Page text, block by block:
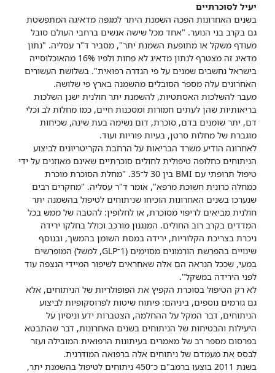
יעיל לסוכרתיים
בשנים האחרונות הפכה השמנת היתר למגפה מדאיגה המתפשטת
גם בקרב בני הנוער. "אחד מכל שישה אנשים ברחבי העולם סובל
מעודף משקל או מתופעת השמנת יתר", מסביר ד"ר עסליה. "נתון
מדאיג זה מצטרף לנתון מדאיג לא פחות ולפיו 16% מהאוכלוסייה
בישראל נחשבים שמנים על פי הגדרה רפואית". בשלושת העשורים
האחרונים עלה מספר הסובלים מהשמנה בארץ פי שלושה.
מעבר להשלכות האסתטיות, להשמנת יתר חולנית ישנן השלכות
בריאותיות שהן לעתים חמורות ומסכנות חיים, כמו מחלות לב וכלי
דם, יתר שומנים בדם, סוכרת, דום נשימה בעת שינה, שכיחות
מוגברת של מחלות סרטן, בעיות פוריות ועוד.
לאחרונה הודיע משרד הבריאות על הרחבת הקריטריונים לביצוע
הניתוחים כחלופה טיפולית לחולים סוכרתיים שאינם מאוזנים על ידי
טיפול תרופתי עם BMI בין 30 ל־35. "מחלת הסוכרת מוכרת
כמחלה כרונית חשוכת מרפא", אומר ד"ר עסליה. "מחקרים רבים
שנערכו בשנים האחרונות הוכיחו שניתוחים לטיפול בהשמנה יתר
חולנית מביאים לריפוי מסוכרת, או לחלופין: להטבה של ממש בכל
המדדים בקרב רוב החולים. המנגנון מורכב וכולל בחלקו ירידה
ניכרת בצריכת הקלוריות, ירידה במסת השומן בהמשך, ובנוסף
שינויים בהפרשת הורמונים מסוימים (1־GLP, למשל) המופרשים
במעי, שככל הנראה הם אלה שאחראים לשיפור המיידי הנצפה עוד
לפני הירידה במשקל".
לא רק הטיפול בסוכרת הקפיץ את הפופולריות של הניתוחים, אלא
גם גורמים נוספים, ביניהם: פיתוח שיטות לפרוסקופיות לביצוע
הניתוחים, דבר המקל על ההחלמה, הצטברות ידע וניסיון על
היעילות והבטיחות של הניתוחים בשנים האחרונות, דבר שהתבטא
בפרסום מספר רב של מאמרים בעיתונות הרפואית המובילה ועזר
לבסס את מעמדם של ניתוחים אלה ברפואה המודרנית.
בשנת 2011 בוצעו ברמב"ם כ־450 ניתוחים לטיפול בהשמנת יתר,